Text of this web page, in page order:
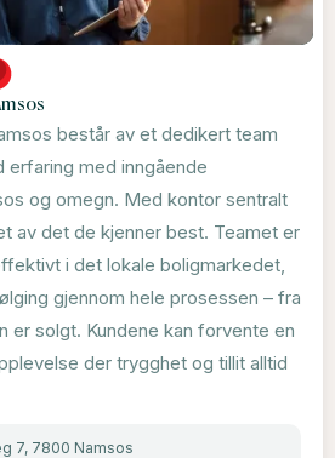
består av et dedikert team
erfaring med inngående
og omegn. Med kontor sentralt
av det de kjenner best. Teamet er
i det lokale boligmarkedet,
gjennom hele prosessen – fra
er solgt. Kundene kan forvente en
der trygghet og tillit alltid
7, 7800 Namsos